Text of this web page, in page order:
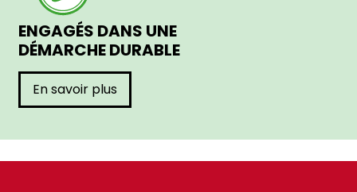
ENGAGÉS DANS UNE
DÉMARCHE DURABLE
En savoir plus